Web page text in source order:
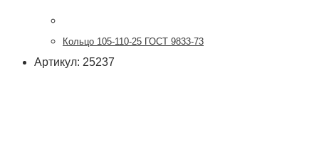
Кольцо 105-110-25 ГОСТ 9833-73
Артикул: 25237